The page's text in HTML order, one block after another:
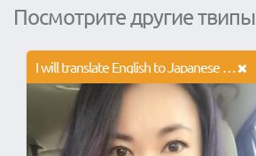
Посмотрите другие твипы
I will translate English to Japanese 500 words